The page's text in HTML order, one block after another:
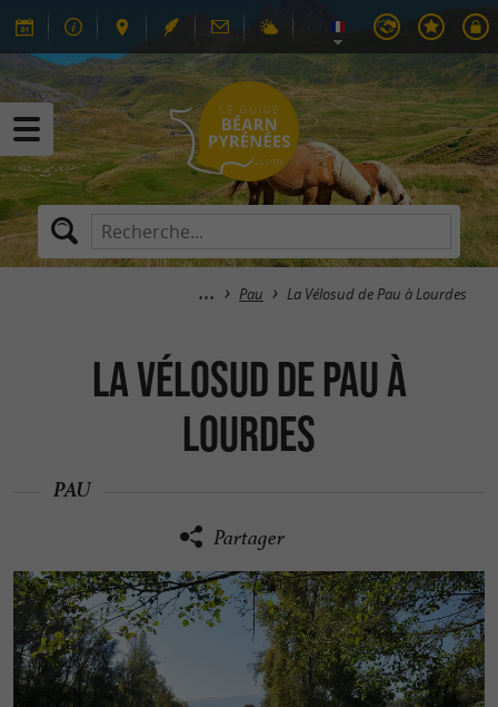
Pau La Vélosud de Pau à Lourdes
La Vélosud de Pau à
Lourdes
PAU
Partager